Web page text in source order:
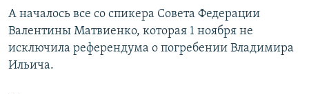
А началось все со спикера Совета Федерации
Валентины Матвиенко, которая 1 ноября не
исключила референдума о погребении Владимира
Ильича.